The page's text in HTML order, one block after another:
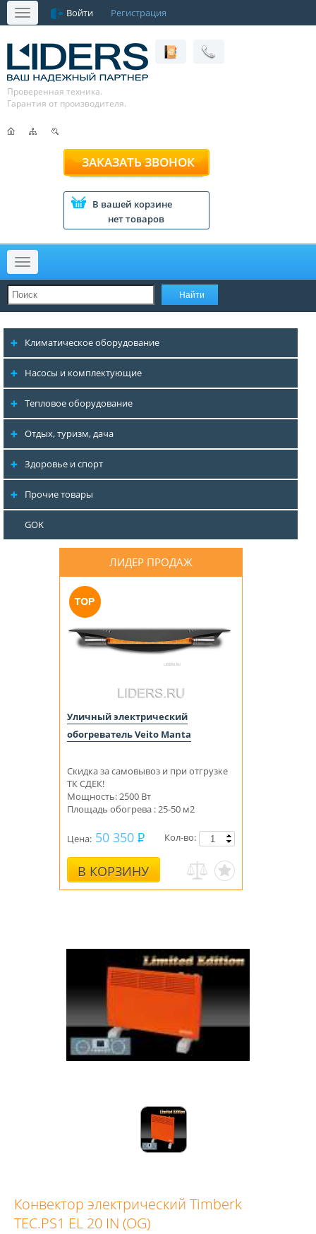
Меню Войти Регистрация
Проверенная техника.
Гарантия от производителя.
ЗАКАЗАТЬ ЗВОНОК
В вашей корзине
нет товаров
Меню
Климатическое оборудование
Насосы и комплектующие
Тепловое оборудование
Отдых, туризм, дача
Здоровье и спорт
Прочие товары
GOK
ЛИДЕР ПРОДАЖ
Уличный электрический
обогреватель Veito Manta
Скидка за самовывоз и при отгрузке
ТК СДЕК!
Мощность: 2500 Вт
Площадь обогрева : 25-50 м2
Цена: 50 350
В КОРЗИНУ
Кол-во:
Конвектор электрический Timberk
TEC.PS1 EL 20 IN (OG)